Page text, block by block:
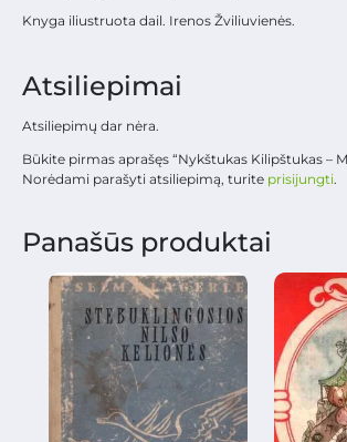
Knyga iliustruota dail. Irenos Žviliuvienės.
Atsiliepimai
Atsiliepimų dar nėra.
Būkite pirmas aprašęs “Nykštukas Kilipštukas –
Norėdami parašyti atsiliepimą, turite prisijungti.
Panašūs produktai